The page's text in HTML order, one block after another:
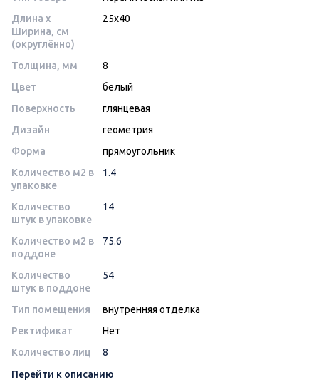
Длина x
Ширина, см
(округлённо)
25x40
Толщина, мм
8
Цвет
белый
Поверхность
глянцевая
Дизайн
геометрия
Форма
прямоугольник
Количество м2 в
упаковке
1.4
Количество
штук в упаковке
14
Количество м2 в
поддоне
75.6
Количество
штук в поддоне
54
Тип помещения
внутренняя отделка
Ректификат
Нет
Количество лиц
8
Перейти к описанию